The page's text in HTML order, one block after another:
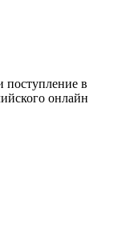
в
онлайн